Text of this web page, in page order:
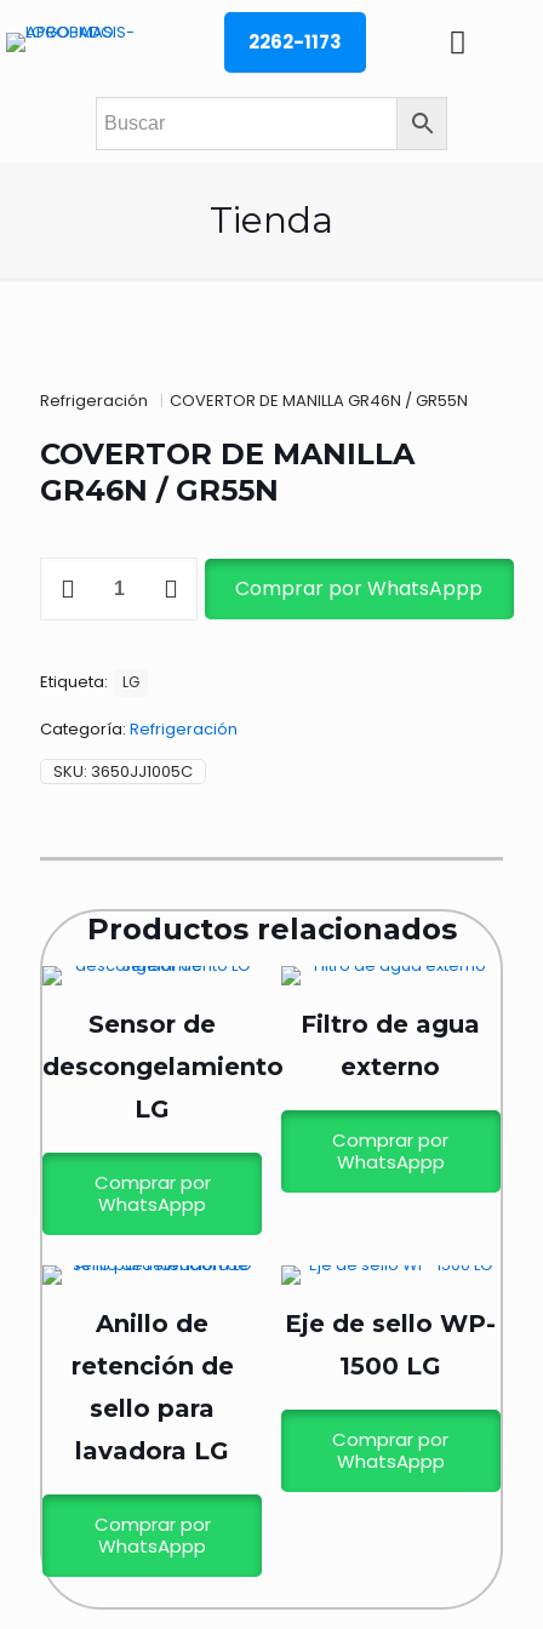
2262-1173
Tienda
Refrigeración | COVERTOR DE MANILLA GR46N / GR55N
COVERTOR DE MANILLA
GR46N / GR55N
GR55N
Comprar por WhatsAppp
Etiqueta: LG
Categoría: Refrigeración
SKU: 3650JJ1005C
Productos relacionados
Sensor de
descongelamiento
LG
Comprar por
WhatsAppp
Filtro de agua
externo
Comprar por
WhatsAppp
Anillo de
retención de
sello para
lavadora LG
Comprar por
WhatsAppp
Eje de sello WP-
1500 LG
Comprar por
WhatsAppp